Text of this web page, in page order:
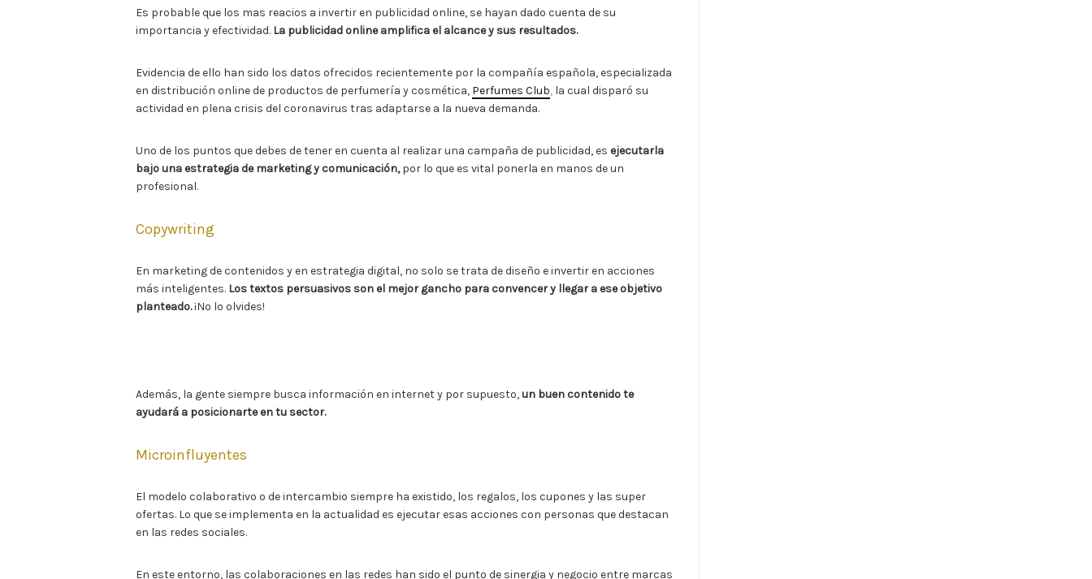
Es probable que los mas reacios a invertir en publicidad online, se hayan dado cuenta de su
importancia y efectividad. La publicidad online amplifica el alcance y sus resultados.
Evidencia de ello han sido los datos ofrecidos recientemente por la compañía española, especializada
en distribución online de productos de perfumería y cosmética, Perfumes Club, la cual disparó su
actividad en plena crisis del coronavirus tras adaptarse a la nueva demanda.
Uno de los puntos que debes de tener en cuenta al realizar una campaña de publicidad, es ejecutarla
bajo una estrategia de marketing y comunicación,por lo que es vital ponerla en manos de un
profesional.
Copywriting
En marketing de contenidos y en estrategia digital, no solo se trata de diseño e invertir en acciones
más inteligentes. Los textos persuasivos son el mejor gancho para convencer y llegar a ese objetivo
planteado.¡No lo olvides!
Además, la gente siempre busca información en internet y por supuesto,un buen contenido te
ayudará a posicionarte en tu sector.
Microinfluyentes
El modelo colaborativo o de intercambio siempre ha existido, los regalos, los cupones y las super
ofertas. Lo que se implementa en la actualidad es ejecutar esas acciones con personas que destacan
en las redes sociales.
En este entorno, las colaboraciones en las redes han sido el punto de sinergia y negocio entre marcas